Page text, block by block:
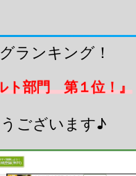
ランキング！
ト部門 第１位！』
ございます♪